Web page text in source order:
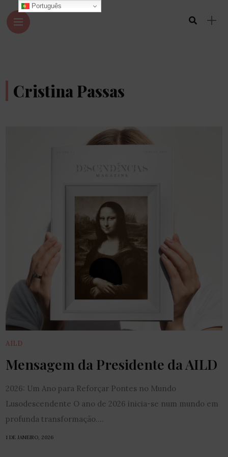
Cristina Passas
AILD
Mensagem da Presidente da AILD
2026: Um Ano para Reforçar Pontes no Mundo
Lusodescendente O ano de 2026 inicia-se num mundo em
profunda transformação....
1 DE JANEIRO, 2026
Português